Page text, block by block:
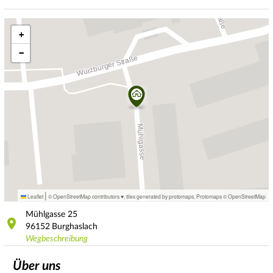
+
−
Leaflet | © OpenStreetMap contributors ♥, tiles generated by protomaps Protomaps©OpenStreetMap
Mühlgasse 25
96152 Burghaslach
Wegbeschreibung
Über uns